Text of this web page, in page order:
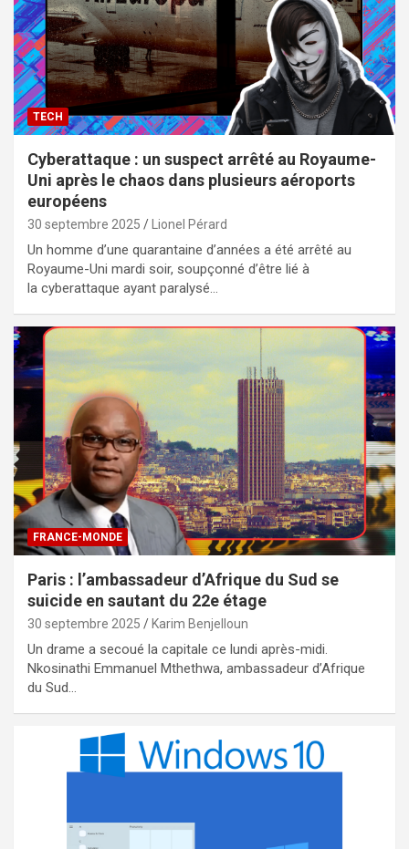
TECH
Cyberattaque : un suspect arrêté au Royaume-
Uni après le chaos dans plusieurs aéroports
européens
30 septembre 2025 Lionel Pérard
Un homme d’une quarantaine d’années a été arrêté au
Royaume-Uni mardi soir, soupçonné d’être lié à
la cyberattaque ayant paralysé…
FRANCE-MONDE
Paris : l’ambassadeur d’Afrique du Sud se
suicide en sautant du 22e étage
30 septembre 2025 Karim Benjelloun
Un drame a secoué la capitale ce lundi après-midi.
Nkosinathi Emmanuel Mthethwa, ambassadeur d’Afrique
du Sud…